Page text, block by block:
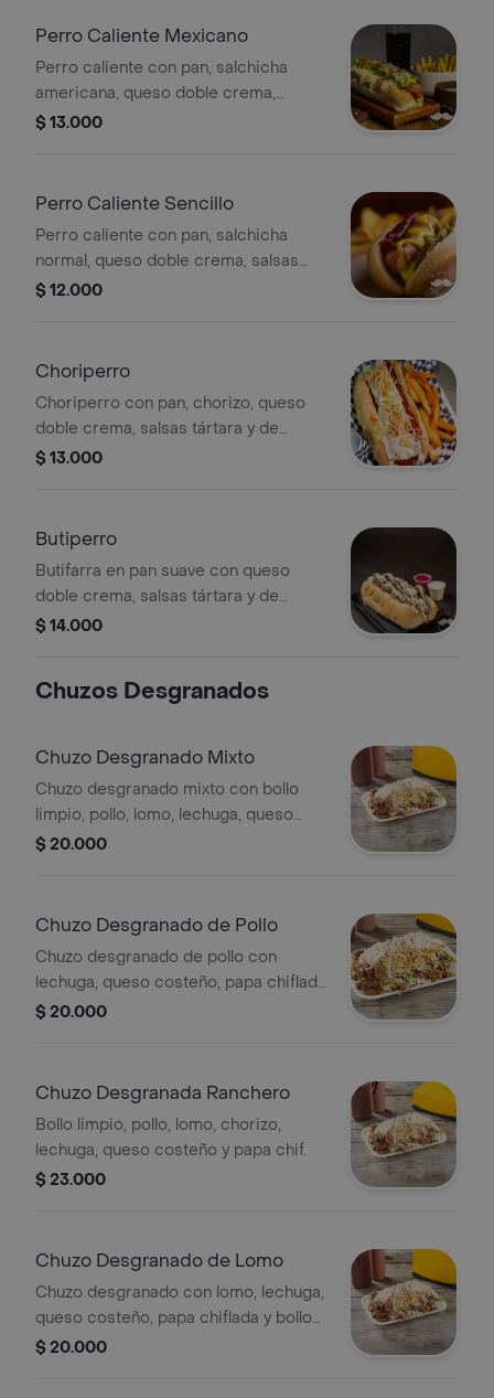
Perro Caliente Mexicano
Perro caliente con pan, salchicha
americana, queso doble crema,
picante, salsas y papa chif.
$ 13.000
Perro Caliente Sencillo
Perro caliente con pan, salchicha
normal, queso doble crema, salsas
tártara, piña, mostaza y de tomate
$ 12.000
Choriperro
Choriperro con pan, chorizo, queso
doble crema, salsas tártara y de
tomate, y papa chiflada.
$ 13.000
Butiperro
Butifarra en pan suave con queso
doble crema, salsas tártara y de
tomate, acompañada de papa
$ 14.000
Chuzos Desgranados
Chuzo Desgranado Mixto
Chuzo desgranado mixto con bollo
limpio, pollo, lomo, lechuga, queso
costeño y papa chiflada.
$ 20.000
Chuzo Desgranado de Pollo
Chuzo desgranado de pollo con
lechuga, queso costeño, papa chiflada
y bollo limpio.
$ 20.000
Chuzo Desgranada Ranchero
Bollo limpio, pollo, lomo, chorizo,
lechuga, queso costeño y papa chif.
$ 23.000
Chuzo Desgranado de Lomo
Chuzo desgranado con lomo, lechuga,
queso costeño, papa chiflada y bollo
limpio.
$ 20.000